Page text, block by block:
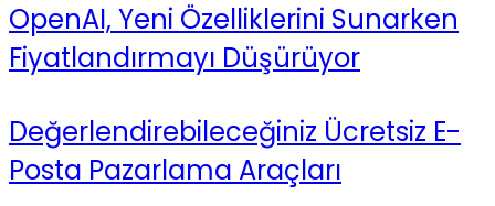
OpenAI, Yeni Özelliklerini Sunarken
Fiyatlandırmayı Düşürüyor
Değerlendirebileceğiniz Ücretsiz E-
Posta Pazarlama Araçları